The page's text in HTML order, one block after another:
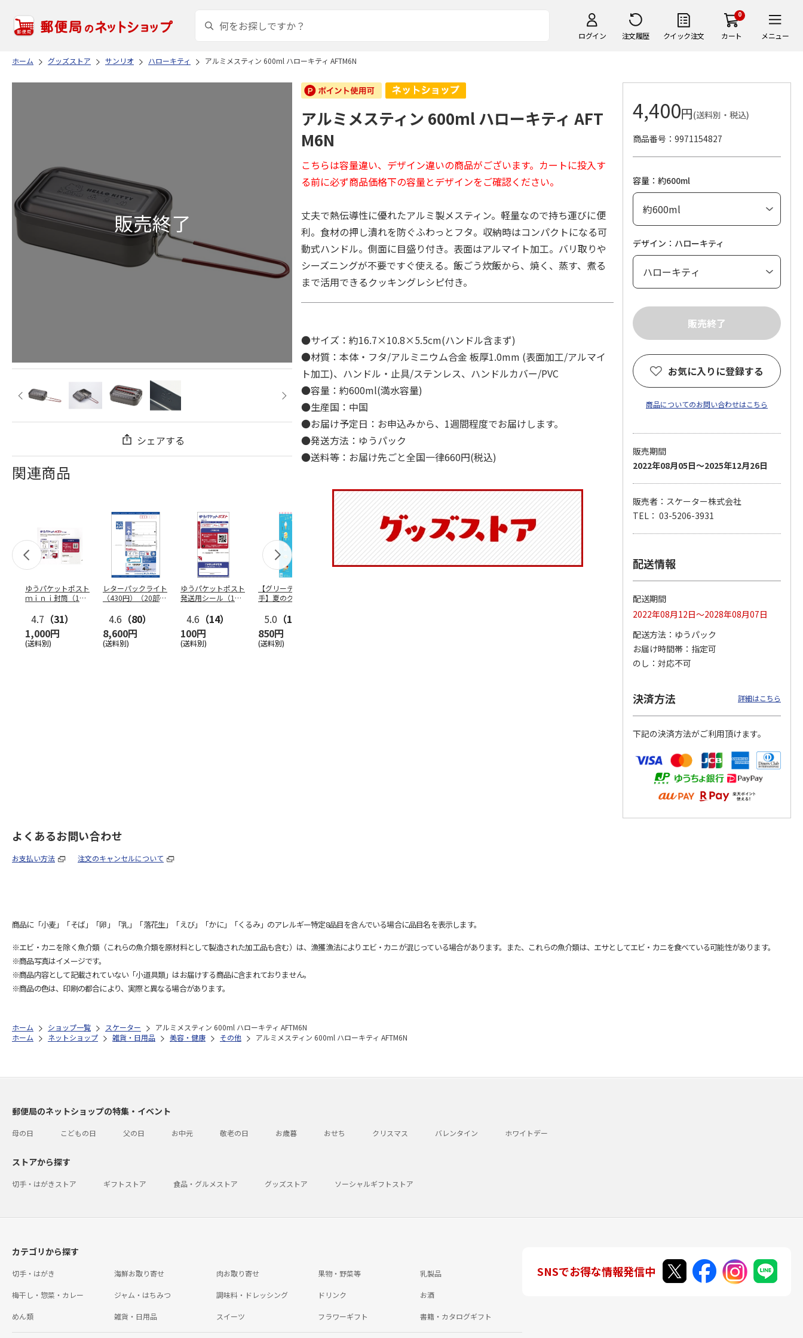
ログイン 注文履歴 クイック注文
0
カート メニュー
ホーム グッズストア サンリオ ハローキティ アルミメスティン 600ml ハローキティ AFTM6N
シェアする
関連商品
ゆうパケットポスト
ｍｉｎｉ封筒（1個
4.7 （31）
1,000円
(送料別)
レターパックライト
（430円）（20部セ
4.6 （80）
8,600円
(送料別)
ゆうパケットポスト
発送用シール（1個
4.6 （14）
100円
(送料別)
【グリーティング切
手】夏のグリーティ
5.0 （10）
850円
(送料別)
手】ハッピーグリー
手】グリーティング
円…
4.8（11）
5,500円
(送料別)
4.6（7）
アルミメスティン 600ml ハローキティ AFT
M6N
こちらは容量違い、デザイン違いの商品がございます。カートに投入す
る前に必ず商品価格下の容量とデザインをご確認ください。
丈夫で熱伝導性に優れたアルミ製メスティン。軽量なので持ち運びに便
利。食材の押し潰れを防ぐふわっとフタ。収納時はコンパクトになる可
動式ハンドル。側面に目盛り付き。表面はアルマイト加工。バリ取りや
シーズニングが不要ですぐ使える。飯ごう炊飯から、焼く、蒸す、煮る
まで活用できるクッキングレシピ付き。
●サイズ：約16.7×10.8×5.5cm(ハンドル含まず)
●材質：本体・フタ/アルミニウム合金 板厚1.0mm (表面加工/アルマイ
ト加工)、ハンドル・止具/ステンレス、ハンドルカバー/PVC
●容量：約600ml(満水容量)
●生産国：中国
●お届け予定日：お申込みから、1週間程度でお届けします。
●発送方法：ゆうパック
●送料等：お届け先ごと全国一律660円(税込)
4,400円(送料別・税込)
商品番号
9971154827
容量：約600ml
デザイン：ハローキティ
お気に入りに登録する
商品についてのお問い合わせはこちら
販売期間
2022年08月05日～2025年12月26日
販売者：スケーター株式会社
TEL： 03-5206-3931
配送情報
配送期間
2022年08月12日～2028年08月07日
配送方法
ゆうパック
お届け時間帯
指定可
のし
対応不可
決済方法 詳細はこちら
下記の決済方法がご利用頂けます。
よくあるお問い合わせ
お支払い方法 注文のキャンセルについて
商品に「小麦」「そば」「卵」「乳」「落花生」「えび」「かに」「くるみ」のアレルギー特定8品目を含んでいる場合に品目名を表示します。
※エビ・カニを除く魚介類（これらの魚介類を原材料として製造された加工品も含む）は、漁獲漁法によりエビ・カニが混じっている場合があります。また、これらの魚介類は、エサとしてエビ・カニを食べている可能性があります。
※商品写真はイメージです。
※商品内容として記載されていない「小道具類」はお届けする商品に含まれておりません。
※商品の色は、印刷の都合により、実際と異なる場合があります。
ホーム ショップ一覧 スケーター
アルミメスティン 600ml ハローキティ AFTM6N
ホーム
ネットショップ 雑貨・日用品 美容・健康 その他 アルミメスティン 600ml ハローキティ AFTM6N
郵便局のネットショップの特集・イベント
母の日 こどもの日 父の日 お中元 敬老の日 お歳暮 おせち クリスマス バレンタイン ホワイトデー
ストアから探す
切手・はがきストア ギフトストア 食品・グルメストア グッズストア ソーシャルギフトストア
カテゴリから探す
切手・はがき 海鮮お取り寄せ 肉お取り寄せ 果物・野菜等 乳製品
梅干し・惣菜・カレー ジャム・はちみつ 調味料・ドレッシング ドリンク お酒
めん類 雑貨・日用品 スイーツ フラワーギフト 書籍・カタログギフト
SNSでお得な情報発信中